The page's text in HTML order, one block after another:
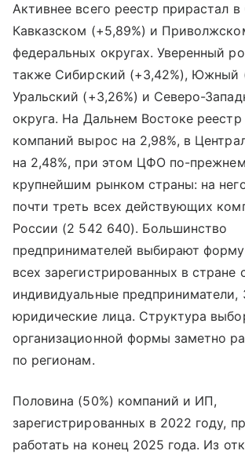
Активнее всего реестр прирастал
Кавказском (+5,89%) и
федеральных округах. Уверенный
также Сибирский (+3,42%), Южный
Уральский (+3,26%) и Северо-
округа. На Дальнем Востоке
компаний вырос на 2,98%, в
на 2,48%, при этом ЦФО по-
крупнейшим рынком страны: на
почти треть всех действующих
России (2 542 640). Большинство
предпринимателей выбирают
всех зарегистрированных в стране
индивидуальные
юридические лица. Структура
организационной формы заметно
по регионам.
Половина (50%) компаний и ИП,
зарегистрированных в 2022 году,
работать на конец 2025 года. Из